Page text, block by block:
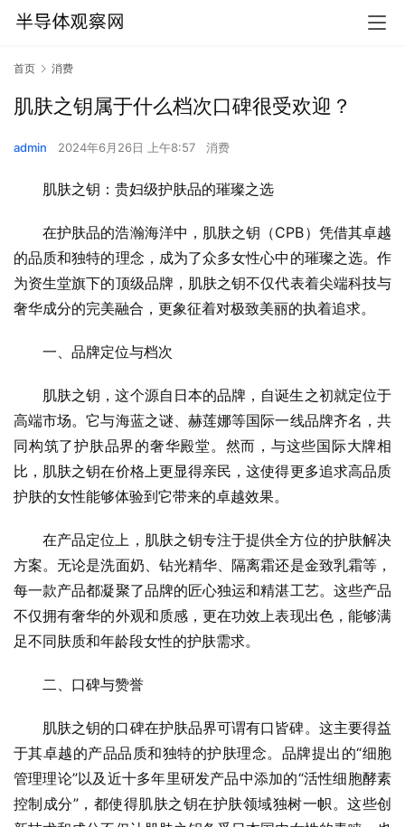
首页 消费
肌肤之钥属于什么档次口碑很受欢迎？
admin 2024年6月26日 上午8:57 消费
肌肤之钥：贵妇级护肤品的璀璨之选
在护肤品的浩瀚海洋中，肌肤之钥（CPB）凭借其卓越
的品质和独特的理念，成为了众多女性心中的璀璨之选。作
为资生堂旗下的顶级品牌，肌肤之钥不仅代表着尖端科技与
奢华成分的完美融合，更象征着对极致美丽的执着追求。
一、品牌定位与档次
肌肤之钥，这个源自日本的品牌，自诞生之初就定位于
高端市场。它与海蓝之谜、赫莲娜等国际一线品牌齐名，共
同构筑了护肤品界的奢华殿堂。然而，与这些国际大牌相
比，肌肤之钥在价格上更显得亲民，这使得更多追求高品质
护肤的女性能够体验到它带来的卓越效果。
在产品定位上，肌肤之钥专注于提供全方位的护肤解决
方案。无论是洗面奶、钻光精华、隔离霜还是金致乳霜等，
每一款产品都凝聚了品牌的匠心独运和精湛工艺。这些产品
不仅拥有奢华的外观和质感，更在功效上表现出色，能够满
足不同肤质和年龄段女性的护肤需求。
二、口碑与赞誉
肌肤之钥的口碑在护肤品界可谓有口皆碑。这主要得益
于其卓越的产品品质和独特的护肤理念。品牌提出的“细胞
管理理论”以及近十多年里研发产品中添加的“活性细胞酵素
控制成分”，都使得肌肤之钥在护肤领域独树一帜。这些创